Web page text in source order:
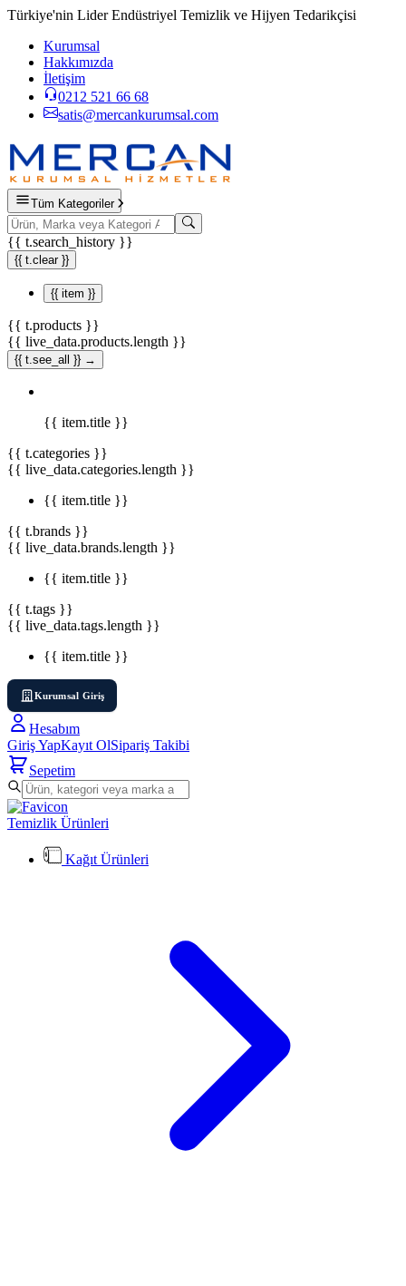
Türkiye'nin Lider Endüstriyel Temizlik ve Hijyen Tedarikçisi
Kurumsal
Hakkımızda
İletişim
0212 521 66 68
satis@mercankurumsal.com
Tüm Kategoriler
{{ t.search_history }}
{{ t.clear }}
{{ item }}
{{ t.products }}
{{ live_data.products.length }}
{{ t.see_all }} →
{{ item.title }}
{{ t.categories }}
{{ live_data.categories.length }}
{{ item.title }}
{{ t.brands }}
{{ live_data.brands.length }}
{{ item.title }}
{{ t.tags }}
{{ live_data.tags.length }}
{{ item.title }}
Kurumsal Giriş
Hesabım
Giriş YapKayıt OlSipariş Takibi
Sepetim
Temizlik Ürünleri
Kağıt Ürünleri